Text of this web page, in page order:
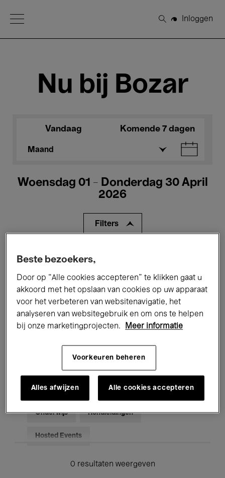
Open Menu
Zoeken
Inloggen
Nu bij Bozar
Vandaag Komende 7 dagen
Maand
Woensdag 01 - Donderdag 30 April
2026
Filters
Alle evenementen
Tentoonstellingen Films
Performances Lezingen & Debatten
Jazz Klassieke Muziek Global Music
Voor iedereen Kids’ Palace
Onderwijs Rondleidingen
Hosted Events
0 resultaten weergeven
Beste bezoekers,
Door op “Alle cookies accepteren” te klikken gaat u
akkoord met het opslaan van cookies op uw apparaat
voor het verbeteren van websitenavigatie, het
analyseren van websitegebruik en om ons te helpen
bij onze marketingprojecten.
Meer informatie
Voorkeuren beheren
Alles afwijzen Alle cookies accepteren